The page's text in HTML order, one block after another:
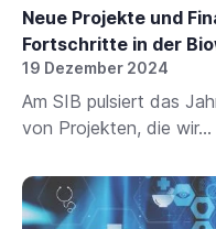
Neue Projekte und
Fortschritte in der
19 Dezember 2024
Am SIB pulsiert das
von Projekten, die wir...